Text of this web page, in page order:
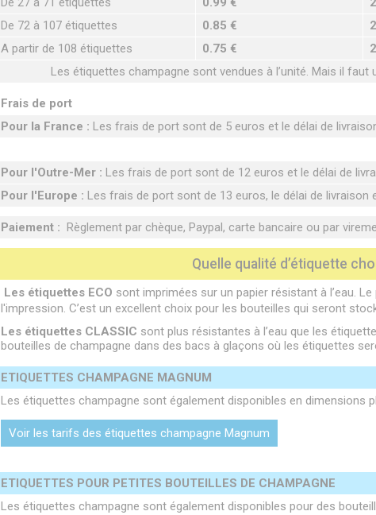
De 72 à 107 étiquettes
0.85 €
A partir de 108 étiquettes
0.75 €
Les étiquettes champagne sont vendues à l’unité. Mais il
Frais de port
Pour la France : Les frais de port sont de 5 euros et le délai de
Pour l'Outre-Mer : Les frais de port sont de 12 euros et le délai de
Pour l'Europe : Les frais de port sont de 13 euros, le délai de livraison
Paiement : Règlement par chèque, Paypal, carte bancaire ou par
Quelle qualité d’étiquette
Les étiquettes ECO sont imprimées sur un papier résistant à l’eau.
l'impression. C’est un excellent choix pour les bouteilles qui seront
Les étiquettes CLASSIC sont plus résistantes à l’eau que les
bouteilles de champagne dans des bacs à glaçons où les étiquettes
ETIQUETTES CHAMPAGNE MAGNUM
Les étiquettes champagne sont également disponibles en dimensions
Voir les tarifs des étiquettes champagne Magnum
ETIQUETTES POUR PETITES BOUTEILLES DE CHAMPAGNE
Les étiquettes champagne sont également disponibles pour des